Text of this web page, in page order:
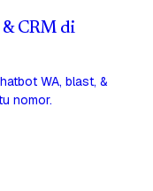
& CRM di
WA, blast, &
nomor.